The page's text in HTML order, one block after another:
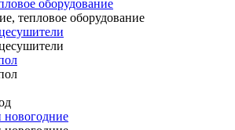
оборудование
тепловое оборудование